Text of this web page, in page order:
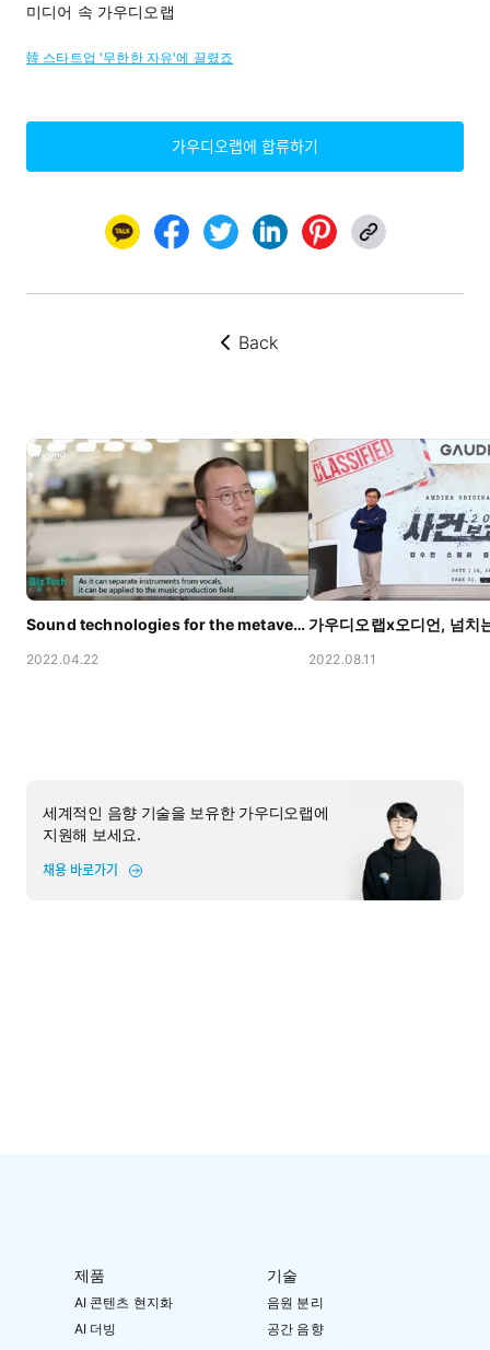
미디어 속 가우디오랩
韓 스타트업 '무한한 자유'에 끌렸죠
가우디오랩에 합류하기
뒤로가기
Back
Sound technologies for the metaverse with Arirang TV
2022.04.22 2022.08.11
세계적인 음향 기술을 보유한 가우디오랩에
지원해 보세요.
채용 바로가기
제품
AI 콘텐츠 현지화
AI 더빙
기술
음원 분리
공간 음향